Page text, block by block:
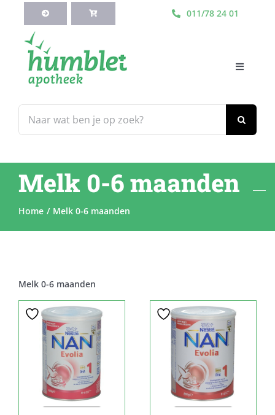
inhoud
011/78 24 01
naar:
Toggle
Webshop
Blog
Melk 0-6 maanden
Home Melk 0-6 maanden
Melk 0-6 maanden